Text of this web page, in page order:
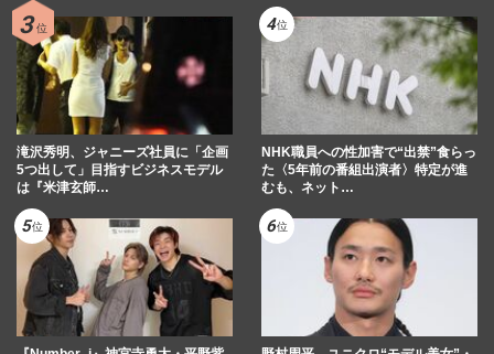
滝沢秀明、ジャニーズ社員に「企画
5つ出して」目指すビジネスモデル
は『米津玄師…
NHK職員への性加害で“出禁”食らっ
た〈5年前の番組出演者〉特定が進
むも、ネット…